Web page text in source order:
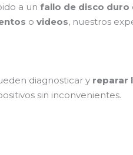
a un fallo de disco duro
o videos, nuestros
diagnosticar y reparar
sin inconvenientes.